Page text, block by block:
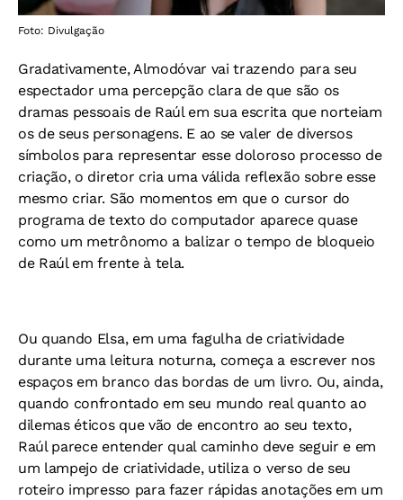
Foto: Divulgação
Gradativamente, Almodóvar vai trazendo para seu
espectador uma percepção clara de que são os
dramas pessoais de Raúl em sua escrita que norteiam
os de seus personagens. E ao se valer de diversos
símbolos para representar esse doloroso processo de
criação, o diretor cria uma válida reflexão sobre esse
mesmo criar. São momentos em que o cursor do
programa de texto do computador aparece quase
como um metrônomo a balizar o tempo de bloqueio
de Raúl em frente à tela.
Ou quando Elsa, em uma fagulha de criatividade
durante uma leitura noturna, começa a escrever nos
espaços em branco das bordas de um livro. Ou, ainda,
quando confrontado em seu mundo real quanto ao
dilemas éticos que vão de encontro ao seu texto,
Raúl parece entender qual caminho deve seguir e em
um lampejo de criatividade, utiliza o verso de seu
roteiro impresso para fazer rápidas anotações em um